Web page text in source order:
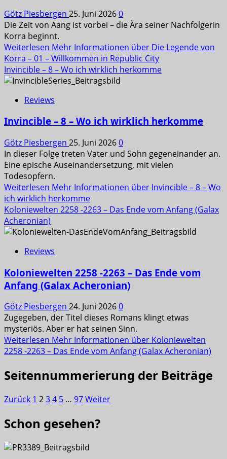
Götz Piesbergen 25. Juni 20260
Die Zeit von Aang ist vorbei – die Ära seiner Nachfolgerin
Korra beginnt.
Weiterlesen Mehr Informationen über Die Legende von
Korra – 01 – Willkommen in Republic City
Invincible – 8 – Wo ich wirklich herkomme
Reviews
Invincible – 8 – Wo ich wirklich herkomme
Götz Piesbergen 25. Juni 20260
In dieser Folge treten Vater und Sohn gegeneinander an.
Eine epische Auseinandersetzung, mit vielen
Todesopfern.
Weiterlesen Mehr Informationen über Invincible – 8 – Wo
ich wirklich herkomme
Koloniewelten 2258 -2263 – Das Ende vom Anfang (Galax
Acheronian)
Reviews
Koloniewelten 2258 -2263 – Das Ende vom
Anfang (Galax Acheronian)
Götz Piesbergen 24. Juni 20260
Zugegeben, der Titel dieses Romans klingt etwas
mysteriös. Aber er hat seinen Sinn.
Weiterlesen Mehr Informationen über Koloniewelten
2258 -2263 – Das Ende vom Anfang (Galax Acheronian)
Seitennummerierung der Beiträge
Zurück 1 234 5 … 97Weiter
Schon gesehen?